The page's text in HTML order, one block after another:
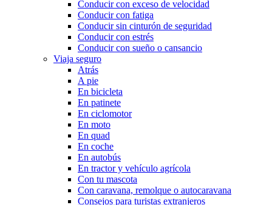
Conducir con exceso de velocidad
Conducir con fatiga
Conducir sin cinturón de seguridad
Conducir con estrés
Conducir con sueño o cansancio
Viaja seguro
Atrás
A pie
En bicicleta
En patinete
En ciclomotor
En moto
En quad
En coche
En autobús
En tractor y vehículo agrícola
Con tu mascota
Con caravana, remolque o autocaravana
Consejos para turistas extranjeros